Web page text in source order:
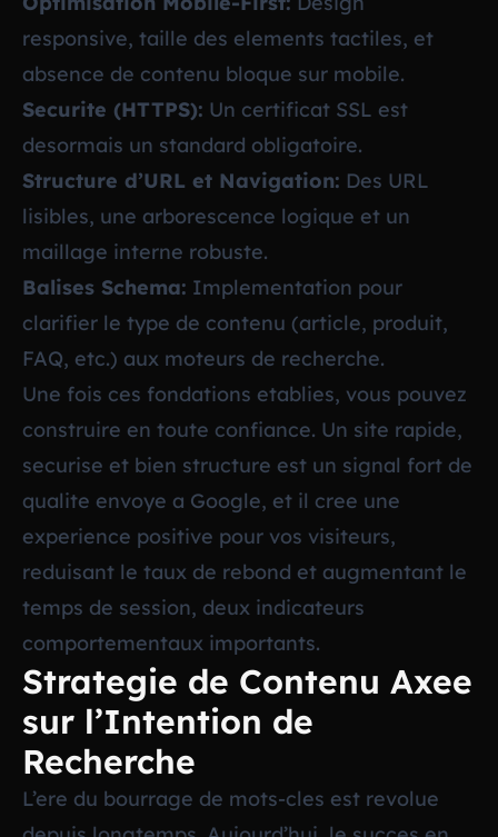
responsive, taille des elements tactiles, et
absence de contenu bloque sur mobile.
Securite (HTTPS): Un certificat SSL est
desormais un standard obligatoire.
Structure d’URL et Navigation: Des URL
lisibles, une arborescence logique et un
maillage interne robuste.
Balises Schema: Implementation pour
clarifier le type de contenu (article, produit,
FAQ, etc.) aux moteurs de recherche.
Une fois ces fondations etablies, vous pouvez
construire en toute confiance. Un site rapide,
securise et bien structure est un signal fort de
qualite envoye a Google, et il cree une
experience positive pour vos visiteurs,
reduisant le taux de rebond et augmentant le
temps de session, deux indicateurs
comportementaux importants.
Strategie de Contenu Axee
sur l’Intention de
Recherche
L’ere du bourrage de mots-cles est revolue